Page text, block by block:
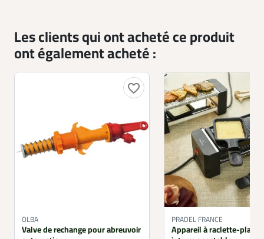
Les clients qui ont acheté ce produit
ont également acheté :
favorite_border
OLBA
Valve de rechange pour abreuvoir
PRADEL FRANCE
Appareil à raclette-